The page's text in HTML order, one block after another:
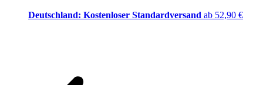
Deutschland: Kostenloser Standardversand ab 52,90 €